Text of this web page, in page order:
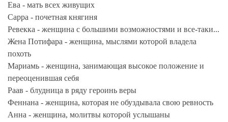
Ева - мать всех живущих
Сарра - почетная княгиня
Ревекка - женщина с большими возможностями и все-таки...
Жена Потифара - женщина, мыслями которой владела
похоть
Мариамь - женщина, занимающая высокое положение и
переоценившая себя
Раав - блудница в ряду героинь веры
Феннана - женщина, которая не обуздывала свою ревность
Анна - женщина, молитвы которой услышаны